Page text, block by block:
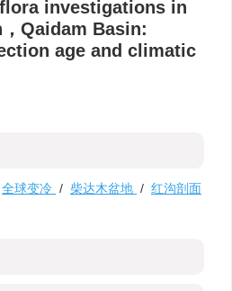
investigations in
Qaidam Basin:
age and climatic
全球变冷 / 柴达木盆地 / 红沟剖面